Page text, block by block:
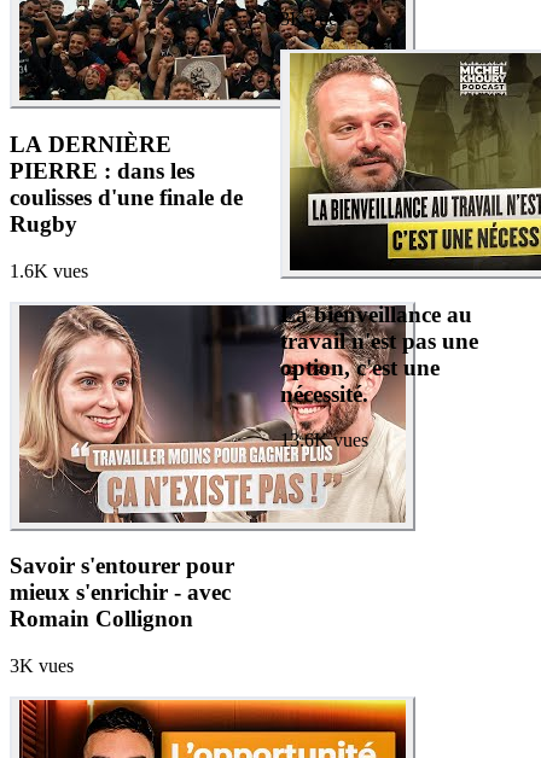
LA DERNIÈRE
PIERRE : dans les
coulisses d'une finale de
Rugby
1.6K vues
Savoir s'entourer pour
mieux s'enrichir - avec
Romain Collignon
3K vues
3K vues
La bienveillance au
travail n'est pas une
option, c'est une
nécessité.
13.6K vues